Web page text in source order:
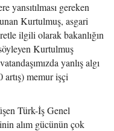
yansıtılması gereken
Kurtulmuş, asgari
ilgili olarak bakanlığın
Kurtulmuş
yanlış algı
memur işçi
Türk-İş Genel
alım gücünün çok